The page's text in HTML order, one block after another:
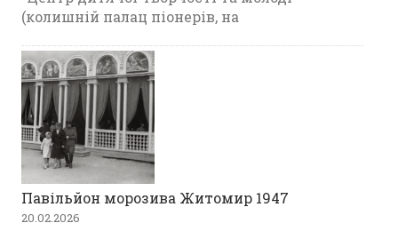
(колишній палац піонерів, на
Павільйон морозива Житомир 1947
20.02.2026